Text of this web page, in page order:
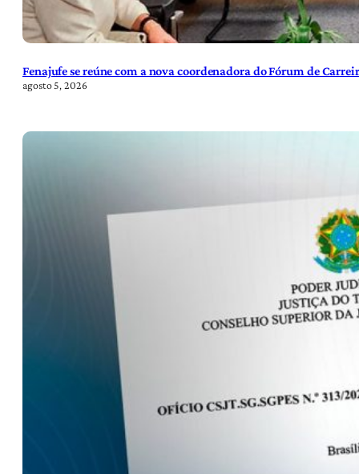
Fenajufe se reúne com a nova coordenadora do Fórum de
agosto 5, 2026